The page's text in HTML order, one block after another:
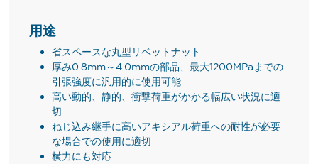
用途
省スペースな丸型リベットナット
厚み0.8mm～4.0mmの部品、最大1200MPaまでの
引張強度に汎用的に使用可能
高い動的、静的、衝撃荷重がかかる幅広い状況に適
切
ねじ込み継手に高いアキシアル荷重への耐性が必要
な場合での使用に適切
横力にも対応